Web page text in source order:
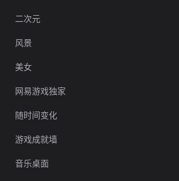
二次元
风景
美女
网易游戏独家
随时间变化
游戏成就墙
音乐桌面